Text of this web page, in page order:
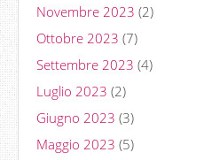
Novembre 2023 (2)
Ottobre 2023 (7)
Settembre 2023 (4)
Luglio 2023 (2)
Giugno 2023 (3)
Maggio 2023 (5)